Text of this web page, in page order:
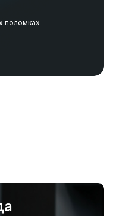
поломках